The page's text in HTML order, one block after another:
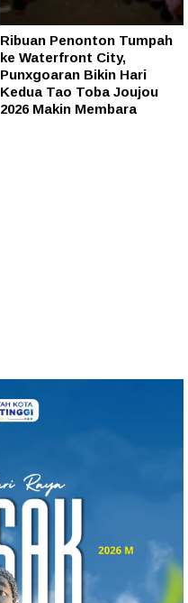
Ribuan Penonton Tumpah
ke Waterfront City,
Punxgoaran Bikin Hari
Kedua Tao Toba Joujou
2026 Makin Membara